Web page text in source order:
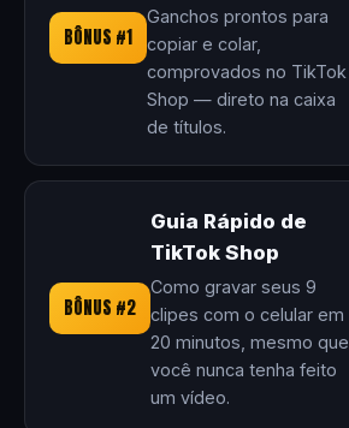
BÔNUS #1
Ganchos prontos para
copiar e colar,
comprovados no TikTok
Shop — direto na caixa
de títulos.
BÔNUS #2
Guia Rápido de
TikTok Shop
Como gravar seus 9
clipes com o celular em
20 minutos, mesmo que
você nunca tenha feito
um vídeo.